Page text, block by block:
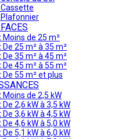
Moins de 25 m²
De 25 m² à 35 m²
De 35 m² à 45 m²
De 45 m² à 55 m²
De 55 m² et plus
Moins de 2,5 kW
2,6 kW à 3,5 kW
3,6 kW à 4,5 kW
4,6 kW à 5,0 kW
5,1 kW à 6,0 kW